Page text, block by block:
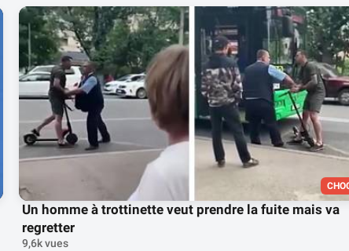
Un homme à trottinette veut prendre la fuite mais va
regretter
9,6k vues